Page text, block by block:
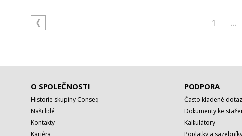
1 ...
O SPOLEČNOSTI
Historie skupiny Conseq
Naši lidé
Kontakty
Kariéra
PODPORA
Často kladené
Dokumenty ke
Kalkulátory
Poplatky a sazebníky